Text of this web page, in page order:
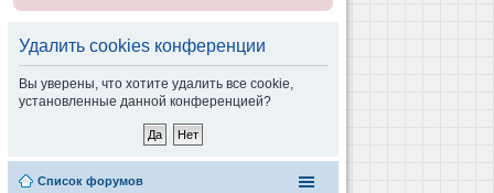
Удалить cookies конференции
Вы уверены, что хотите удалить все cookie,
установленные данной конференцией?
Список форумов